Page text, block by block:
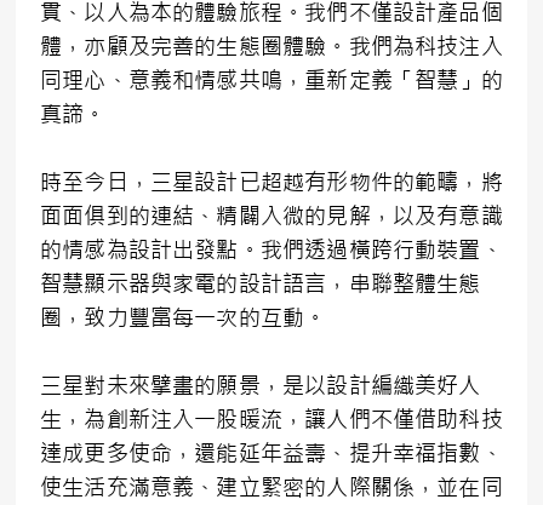
貫、以人為本的體驗旅程。我們不僅設計產品個
體，亦顧及完善的生態圈體驗。我們為科技注入
同理心、意義和情感共鳴，重新定義「智慧」的
真諦。
時至今日，三星設計已超越有形物件的範疇，將
面面俱到的連結、精闢入微的見解，以及有意識
的情感為設計出發點。我們透過橫跨行動裝置、
智慧顯示器與家電的設計語言，串聯整體生態
圈，致力豐富每一次的互動。
三星對未來擘畫的願景，是以設計編織美好人
生，為創新注入一股暖流，讓人們不僅借助科技
達成更多使命，還能延年益壽、提升幸福指數、
使生活充滿意義、建立緊密的人際關係，並在同